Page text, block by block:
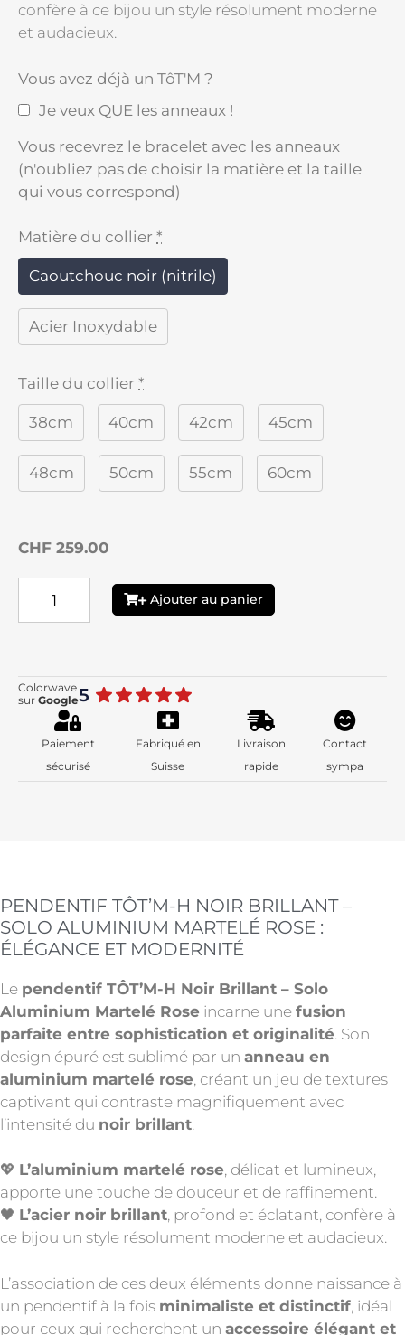
confère à ce bijou un style résolument moderne
et audacieux.
Vous avez déjà un TôT'M ?
Je veux QUE les anneaux !
Vous recevrez le bracelet avec les anneaux
(n'oubliez pas de choisir la matière et la taille
qui vous correspond)
Matière du collier *
Caoutchouc noir (nitrile)
Acier Inoxydable
Taille du collier *
38cm 40cm 42cm 45cm
48cm 50cm 55cm 60cm
CHF 259.00
Ajouter au panier
Colorwave
sur Google5
Paiement
sécurisé
Fabriqué en
Suisse​
Livraison
rapide
Contact
sympa
PENDENTIF TÔT’M-H NOIR BRILLANT –
SOLO ALUMINIUM MARTELÉ ROSE :
ÉLÉGANCE ET MODERNITÉ
Le pendentif TÔT’M-H Noir Brillant – Solo
Aluminium Martelé Rose incarne une fusion
parfaite entre sophistication et originalité. Son
design épuré est sublimé par un anneau en
aluminium martelé rose, créant un jeu de textures
captivant qui contraste magnifiquement avec
l’intensité du noir brillant.
💖 L’aluminium martelé rose, délicat et lumineux,
apporte une touche de douceur et de raffinement.
🖤 L’acier noir brillant, profond et éclatant, confère à
ce bijou un style résolument moderne et audacieux.
L’association de ces deux éléments donne naissance à
un pendentif à la fois minimaliste et distinctif, idéal
pour ceux qui recherchent un accessoire élégant et